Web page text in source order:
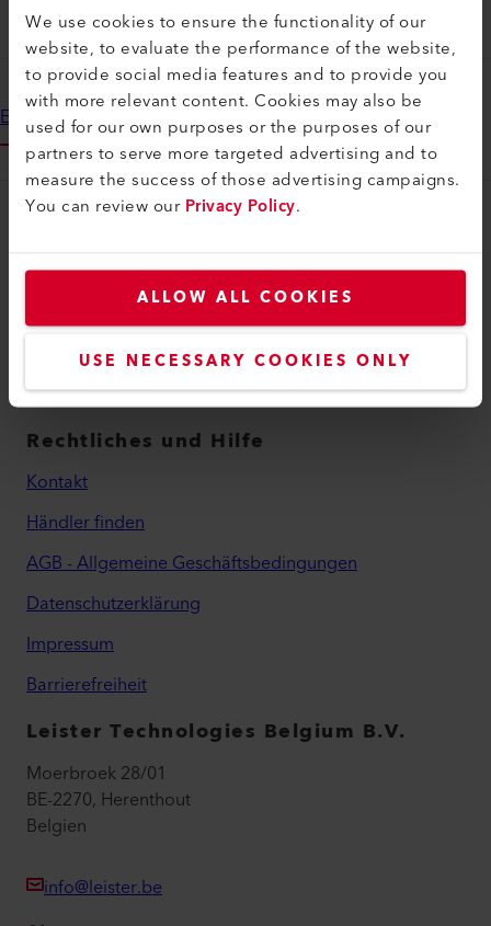
We use cookies to ensure the functionality of our
website, to evaluate the performance of the website,
to provide social media features and to provide you
with more relevant content. Cookies may also be
used for our own purposes or the purposes of our
partners to serve more targeted advertising and to
measure the success of those advertising campaigns.
You can review ourPrivacy Policy.
ALLOW ALL COOKIES
USE NECESSARY COOKIES ONLY
LIAG_TERMS_AND_CONDITIONS_EN
Endkunden-Lizenzvereinbarung für myLeister-Anwendungen
myLeister Account
Services
myLeister Apps
Rechtliches und Hilfe
Kontakt
Händler finden
AGB - Allgemeine Geschäftsbedingungen
Datenschutzerklärung
Impressum
Barrierefreiheit
Leister Technologies Belgium B.V.
Moerbroek 28/01
BE-2270, Herenthout
Belgien
info@leister.be